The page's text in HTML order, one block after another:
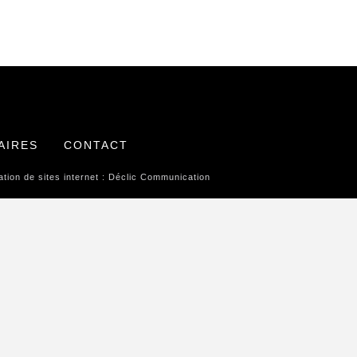
CONTACT
de sites internet : Déclic Communication